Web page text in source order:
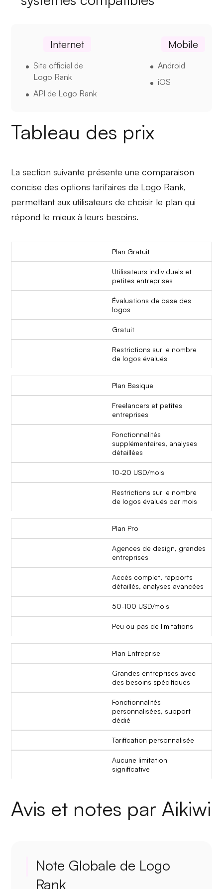
Internet
Site officiel de
Logo Rank
API de Logo Rank
Mobile
Android
iOS
Tableau des prix
La section suivante présente une comparaison
concise des options tarifaires de Logo Rank,
permettant aux utilisateurs de choisir le plan qui
répond le mieux à leurs besoins.
Plan Gratuit
Utilisateurs individuels et
petites entreprises
Évaluations de base des
logos
Gratuit
Restrictions sur le nombre
de logos évalués
Plan Basique
Freelancers et petites
entreprises
Fonctionnalités
supplémentaires, analyses
détaillées
10-20 USD/mois
Restrictions sur le nombre
de logos évalués par mois
Plan Pro
Agences de design, grandes
entreprises
Accès complet, rapports
détaillés, analyses avancées
50-100 USD/mois
Peu ou pas de limitations
Plan Entreprise
Grandes entreprises avec
des besoins spécifiques
Fonctionnalités
personnalisées, support
dédié
Tarification personnalisée
Aucune limitation
significative
Avis et notes par Aikiwi
Note Globale de Logo
Rank